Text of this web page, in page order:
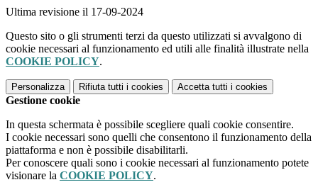
Ultima revisione il 17-09-2024
Questo sito o gli strumenti terzi da questo utilizzati si avvalgono di
cookie necessari al funzionamento ed utili alle finalità illustrate nella
COOKIE POLICY.
Personalizza Rifiuta tutti i cookies Accetta tutti i cookies
Gestione cookie
In questa schermata è possibile scegliere quali cookie consentire.
I cookie necessari sono quelli che consentono il funzionamento della
piattaforma e non è possibile disabilitarli.
Per conoscere quali sono i cookie necessari al funzionamento potete
visionare la COOKIE POLICY.